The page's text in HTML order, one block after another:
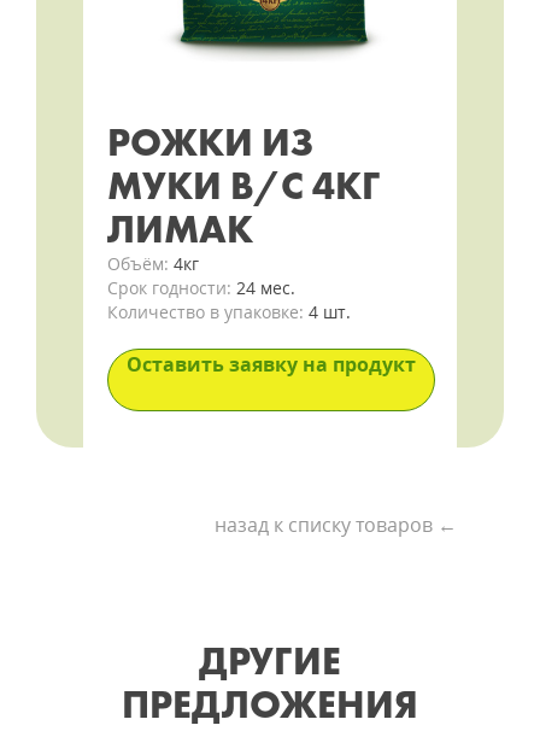
РОЖКИ ИЗ
МУКИ В/С 4КГ
ЛИМАК
Объём: 4кг
Срок годности: 24 мес.
Количество в упаковке: 4 шт.
Оставить заявку на продукт
назад к списку товаров ←
ДРУГИЕ
ПРЕДЛОЖЕНИЯ